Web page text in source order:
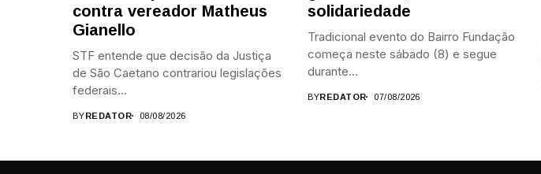
contra vereador Matheus
Gianello
STF entende que decisão da Justiça
de São Caetano contrariou legislações
federais...
BYREDATOR 08/08/2026
solidariedade
Tradicional evento do Bairro Fundação
começa neste sábado (8) e segue
durante...
BYREDATOR 07/08/2026